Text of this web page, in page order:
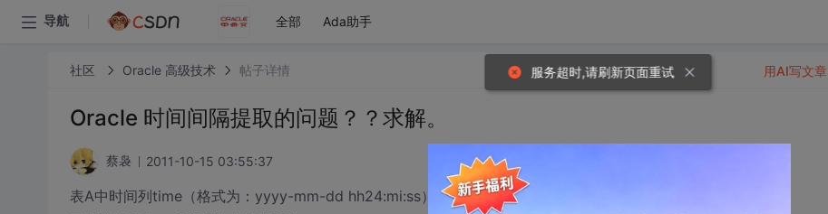
导航 全部 Ada助手
社区 Oracle 高级技术 帖子详情
Oracle 时间间隔提取的问题？？求解。
蔡袅 2011-10-15 03:55:37
表A中时间列time（格式为：yyyy-mm-dd hh24:mi:ss），我希望从第一行开始，每隔15分钟取一行,如何做呢？
用AI写文章
服务超时,请刷新页面重试